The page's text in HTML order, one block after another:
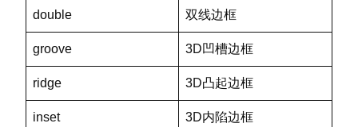
double 双线边框
groove 3D凹槽边框
ridge 3D凸起边框
inset 3D内陷边框